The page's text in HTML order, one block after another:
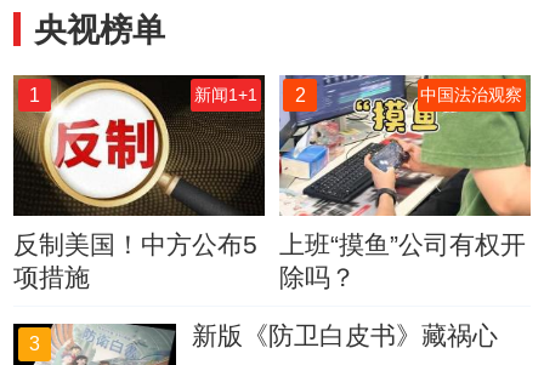
央视榜单
1 新闻1+1
反制美国！中方公布5
项措施
2 中国法治观察
上班“摸鱼”公司有权开
除吗？
3 新版《防卫白皮书》藏祸心